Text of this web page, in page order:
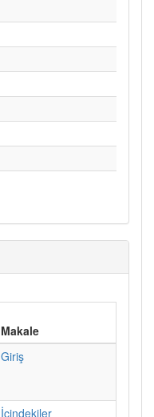
Makale
Giriş
İçindekiler